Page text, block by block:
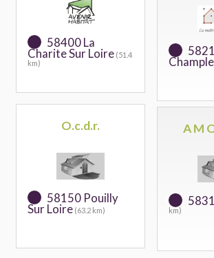
58400 La
Charite Sur Loire (51.4
km)
O.c.d.r.
58150 Pouilly
Sur Loire (63.2 km)
A M
km)